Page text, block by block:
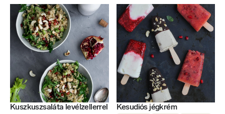
Kuszkuszsaláta levélzellerrel Kesudiós jégkrém